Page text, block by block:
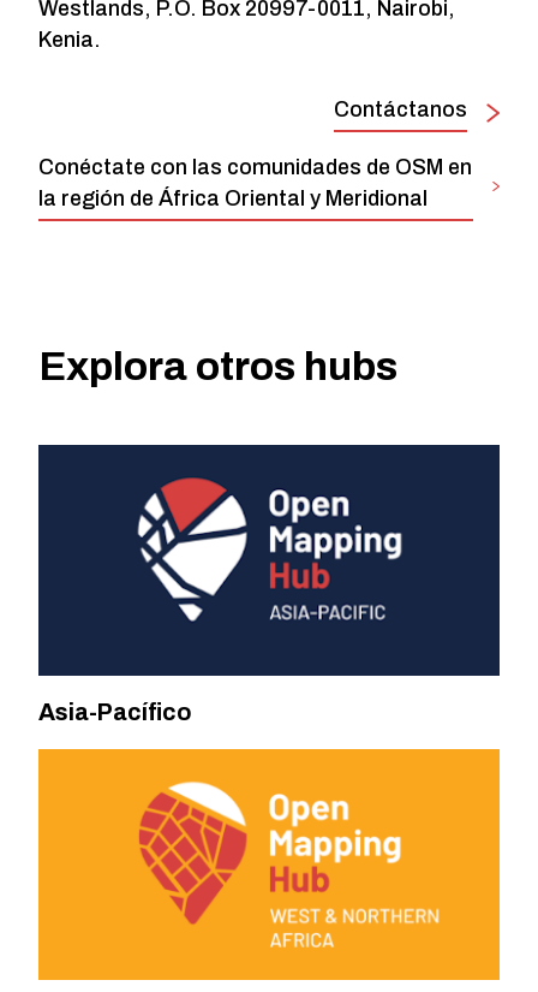
Westlands, P.O. Box 20997-0011, Nairobi,
Kenia.
Contáctanos
Conéctate con las comunidades de OSM en
la región de África Oriental y Meridional
Explora otros hubs
Asia-Pacífico